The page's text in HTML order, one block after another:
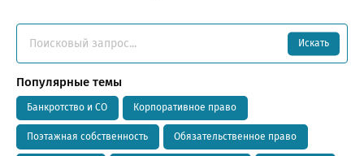
Искать
Популярные темы
Банкротство и СО Корпоративное право
Поэтажная собственность Обязательственное право